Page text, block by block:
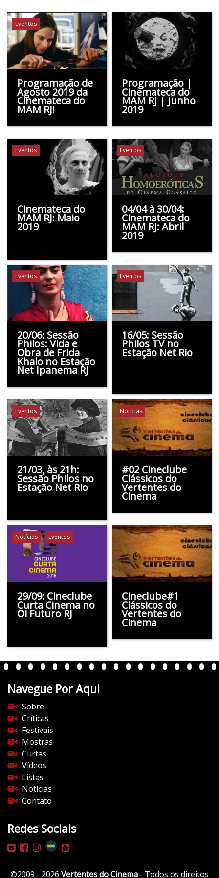
Eventos
Programação de
Agosto 2019 da
Cinemateca do
MAM RJ!
Programação |
Cinemateca do
MAM RJ | Junho
2019
Eventos
Cinemateca do
MAM RJ: Maio
2019
Eventos
04/04 à 30/04:
Cinemateca do
MAM RJ: Abril
2019
Eventos
20/06: Sessão
Philos: Vida e
Obra de Frida
Khalo no Estação
Net Ipanema RJ
Eventos
16/05: Sessão
Philos TV no
Estação Net Rio
Eventos
21/03, às 21h:
Sessão Philos no
Estação Net Rio
Notícias
#02 Cineclube
Clássicos do
Vertentes do
Cinema
Notícias Eventos
29/09: Cineclube
Curta Cinema no
Oi Futuro RJ
Cineclube#1
Clássicos do
Vertentes do
Cinema
Navegue Por Aqui
Sobre
Críticas
Festivais
Mostras
Curtas
Vídeos
Listas
Notícias
Contato
Redes Sociais
©2009 - 2026 Vertentes do Cinema - Todos os direitos